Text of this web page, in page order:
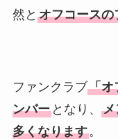
然と オフコースの
ファンクラブ「オ
ンバーとなり、 メ
多くなります。